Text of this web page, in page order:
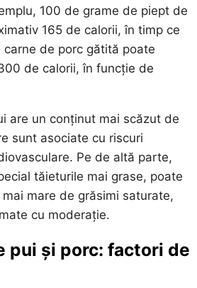
100 de grame de piept de
165 de calorii, în timp ce
de porc gătită poate
de calorii, în funcție de
are un conținut mai scăzut de
sunt asociate cu riscuri
Pe de altă parte,
tăieturile mai grase, poate
mare de grăsimi saturate,
cu moderație.
pui și porc: factori de